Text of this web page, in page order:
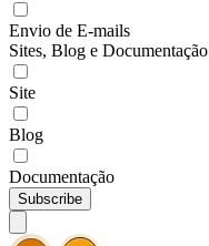
Envio de E-mails
Sites, Blog e Documentação
Site
Blog
Documentação
Subscribe